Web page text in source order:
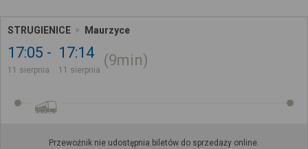
STRUGIENICE Maurzyce
17:05
11 sierpnia
17:14
11 sierpnia
9min
Przewoźnik nie udostępnia biletów do sprzedaży online.